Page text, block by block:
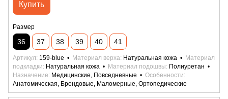
Купить
Размер
36 37 38 39 40 41
Артикул 159-blue Материал верха Натуральная кожа
Материал
подкладки
Натуральная кожа Материал подошвы
Полиуретан
Назначение
Медицинские, Повседневные
Особенности
Анатомическая, Брендовые, Маломерные, Ортопедические